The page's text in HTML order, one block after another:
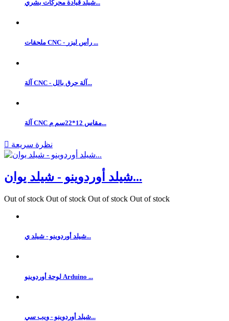
شيلد قيادة محركات بشري...
ملحقات CNC - رأس ليزر ...
آلة CNC - آلة حرق بالل...
آلة CNC مقاس 12*22سم م...
 نظرة سريعة
شيلد أوردوينو - شيلد يوان...
Out of stock Out of stock Out of stock Out of stock
شيلد أوردوينو - شيلد ي...
لوحة أوردوينو Arduino ...
شيلد أوردوينو - ويب سي...